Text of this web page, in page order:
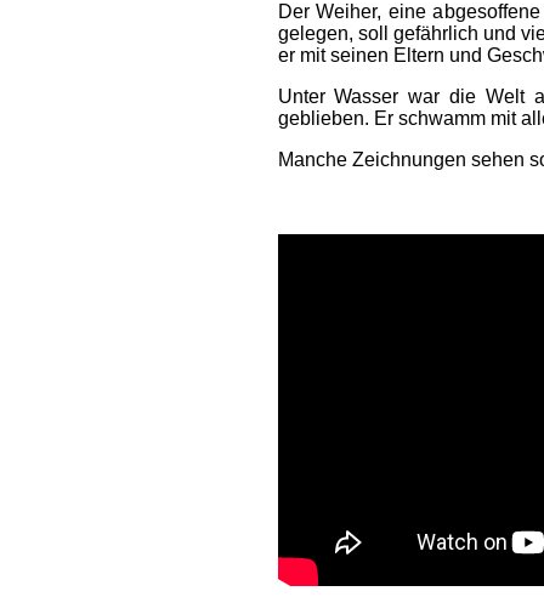
Der Weiher, eine
gelegen, soll gefährlich und
er mit seinen Eltern und
Unter Wasser war die Welt
geblieben. Er schwamm mit
Manche Zeichnungen sehen